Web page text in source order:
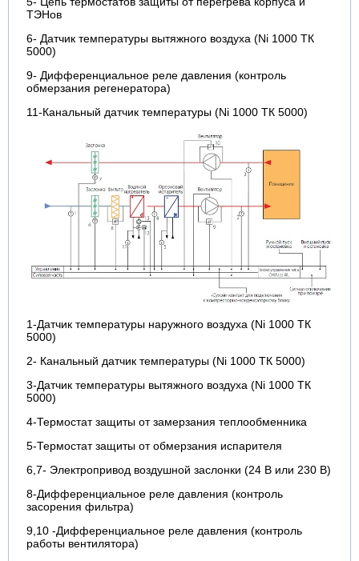
ТЭНов
6- Датчик температуры вытяжного воздуха (Ni 1000 ТК
5000)
9- Дифференциальное реле давления (контроль
обмерзания регенератора)
11-Канальный датчик температуры (Ni 1000 ТК 5000)
1-Датчик температуры наружного воздуха (Ni 1000 ТК
5000)
2- Канальный датчик температуры (Ni 1000 ТК 5000)
3-Датчик температуры вытяжного воздуха (Ni 1000 ТК
5000)
4-Термостат защиты от замерзания теплообменника
5-Термостат защиты от обмерзания испарителя
6,7- Электропривод воздушной заслонки (24 В или 230 В)
8-Дифференциальное реле давления (контроль
засорения фильтра)
9,10 -Дифференциальное реле давления (контроль
работы вентилятора)